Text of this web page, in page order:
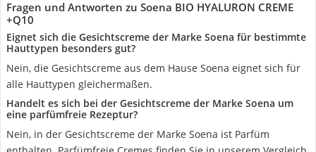
Fragen und Antworten zu Soena BIO HYALURON CREME
+Q10
Eignet sich die Gesichtscreme der Marke Soena für bestimmte
Hauttypen besonders gut?
Nein, die Gesichtscreme aus dem Hause Soena eignet sich für
alle Hauttypen gleichermaßen.
Handelt es sich bei der Gesichtscreme der Marke Soena um
eine parfümfreie Rezeptur?
Nein, in der Gesichtscreme der Marke Soena ist Parfüm